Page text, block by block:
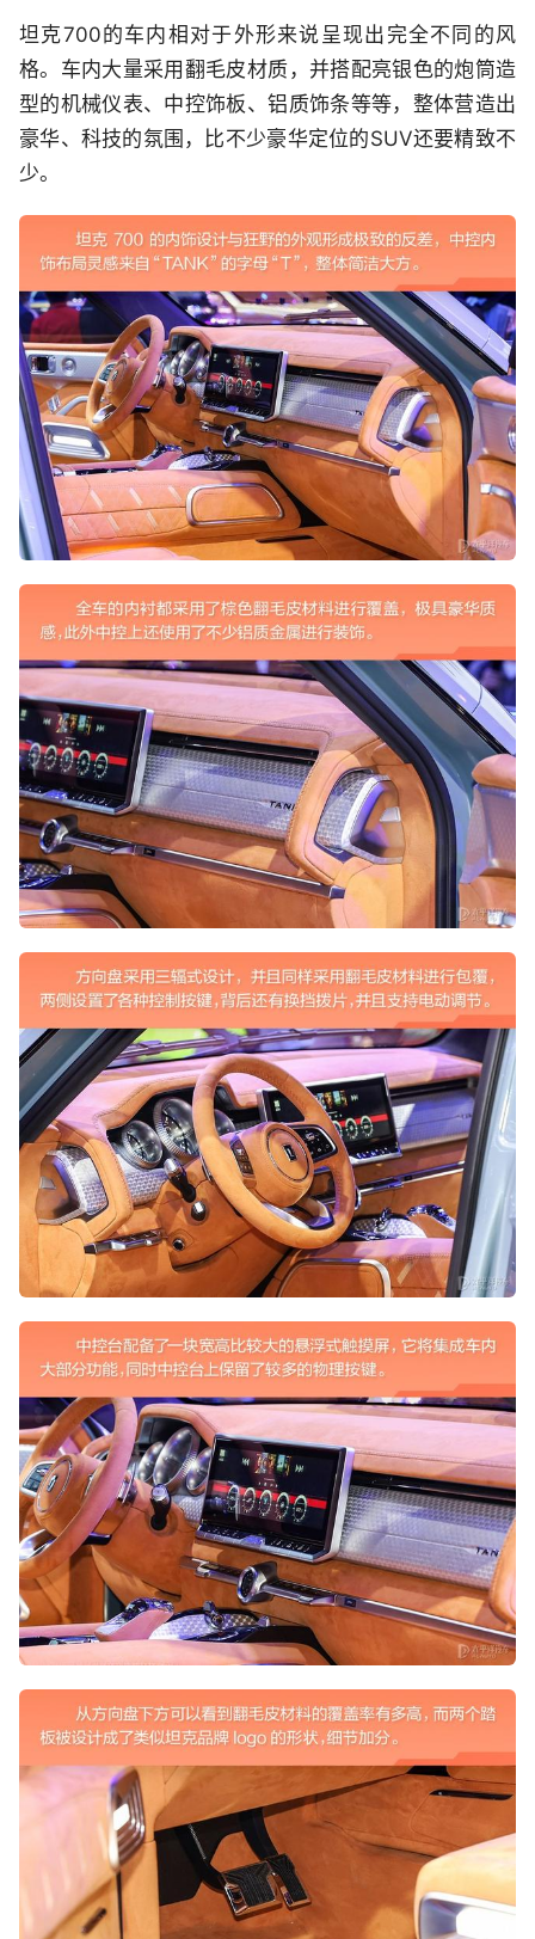
坦克700的车内相对于外形来说呈现出完全不同的风
格。车内大量采用翻毛皮材质，并搭配亮银色的炮筒造
型的机械仪表、中控饰板、铝质饰条等等，整体营造出
豪华、科技的氛围，比不少豪华定位的SUV还要精致不
少。